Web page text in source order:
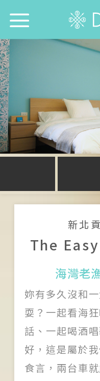
想跟誰旅行？
想去哪旅行？
每週特輯
加入我們
服務條款
Like us on
新北
The
海灣老
妳有多久沒和
耍？一起看海
話、一起喝酒
好，這是屬於
食言，兩台車